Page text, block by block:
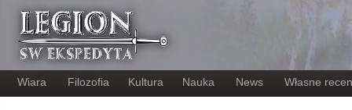
Wiara Filozofia Kultura Nauka News Własne